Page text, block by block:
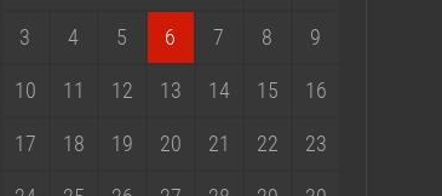
3 4 5 6 7 8 9
10 11 12 13 14 15 16
17 18 19 20 21 22 23